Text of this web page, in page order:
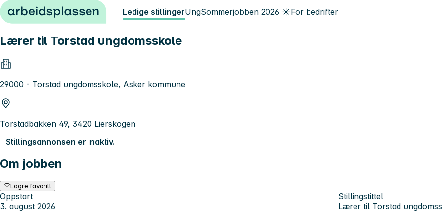
Hopp til innhold Ledige stillingerUngSommerjobben 2026 ☀️For bedrifter
Lærer til Torstad ungdomsskole
29000 - Torstad ungdomsskole, Asker kommune
Torstadbakken 49, 3420 Lierskogen
Stillingsannonsen er inaktiv.
Om jobben
Lagre favoritt
Oppstart
3. august 2026
Stillingstittel
Lærer til Torstad